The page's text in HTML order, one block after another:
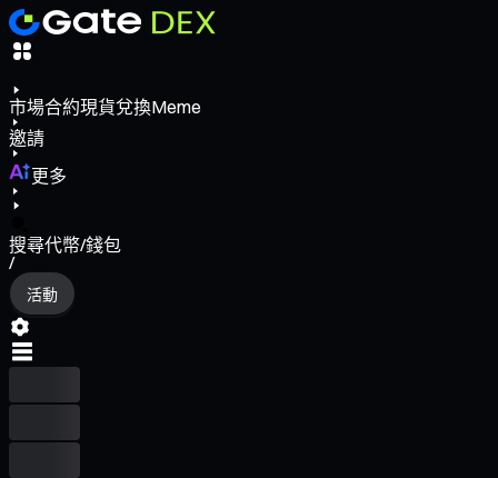
市場合約現貨兌換Meme
邀請
更多
搜尋代幣/錢包
/
活動